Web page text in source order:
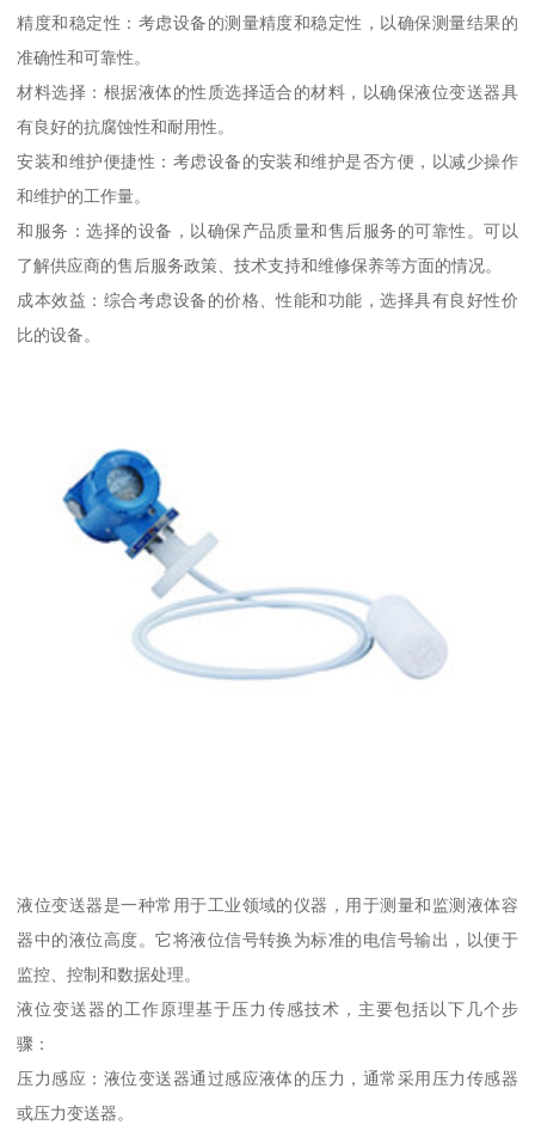
精度和稳定性：考虑设备的测量精度和稳定性，以确保测量结果的
准确性和可靠性。
材料选择：根据液体的性质选择适合的材料，以确保液位变送器具
有良好的抗腐蚀性和耐用性。
安装和维护便捷性：考虑设备的安装和维护是否方便，以减少操作
和维护的工作量。
和服务：选择的设备，以确保产品质量和售后服务的可靠性。可以
了解供应商的售后服务政策、技术支持和维修保养等方面的情况。
成本效益：综合考虑设备的价格、性能和功能，选择具有良好性价
比的设备。
液位变送器是一种常用于工业领域的仪器，用于测量和监测液体容
器中的液位高度。它将液位信号转换为标准的电信号输出，以便于
监控、控制和数据处理。
液位变送器的工作原理基于压力传感技术，主要包括以下几个步
骤：
压力感应：液位变送器通过感应液体的压力，通常采用压力传感器
或压力变送器。